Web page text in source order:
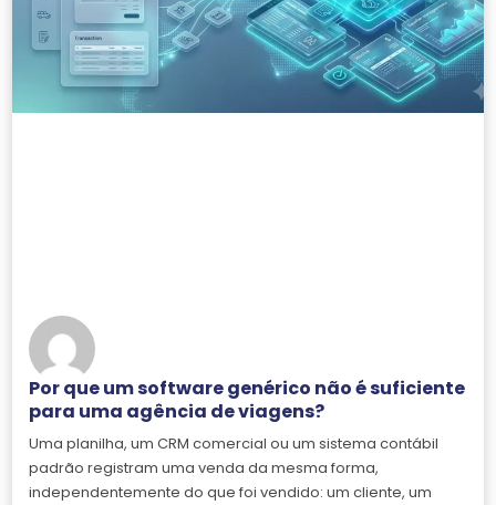
Por que um software genérico não é suficiente
para uma agência de viagens?
Uma planilha, um CRM comercial ou um sistema contábil
padrão registram uma venda da mesma forma,
independentemente do que foi vendido: um cliente, um